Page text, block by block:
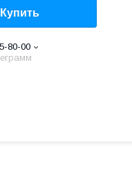
Купить
80-00